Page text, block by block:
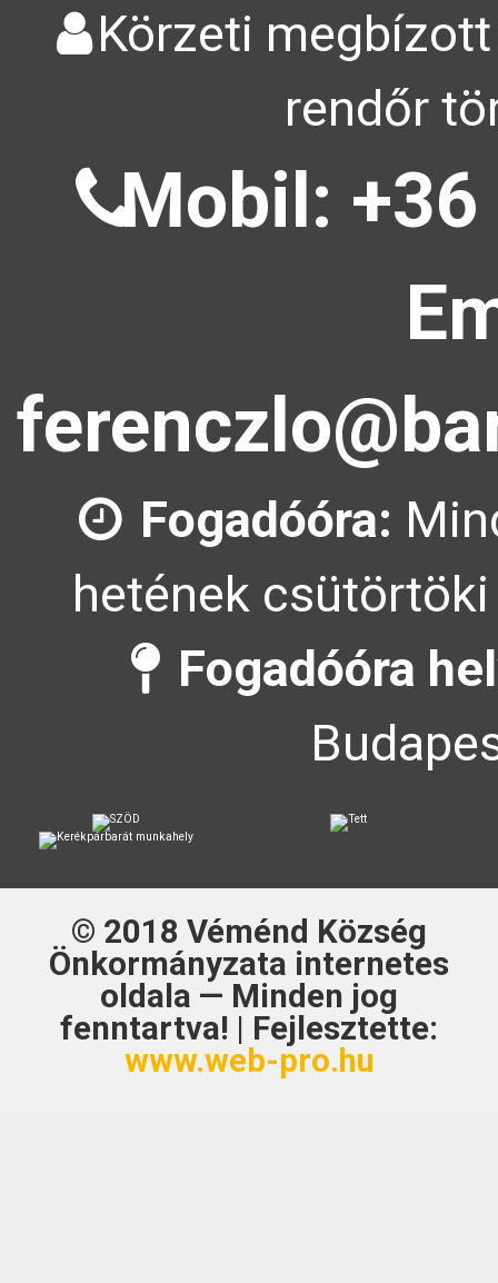
Körzeti megbízott
rendőr
Mobil: +36
Fogadóóra:
hetének
Fogadóóra
© 2018 Véménd Község
Önkormányzata internetes
oldala — Minden jog
fenntartva! | Fejlesztette:
www.web-pro.hu